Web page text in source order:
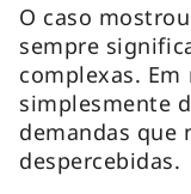
O caso
sempre
complexas.
simplesmente
demandas que
despercebidas.